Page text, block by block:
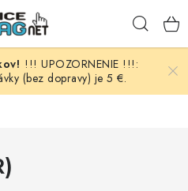
!!! UPOZORNENIE !!!:
(bez dopravy) je 5 €.